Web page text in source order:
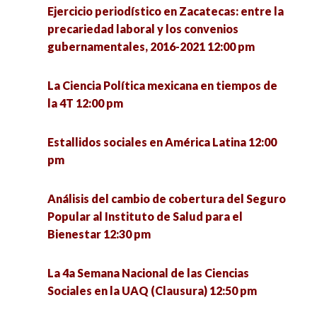
Hospital Pyme. Plataforma de asesoría
empresarial 4:00 pm
Repensar la inclusión desde los estudios
Jóvenes y participación política 4:00 pm
El quehacer de la Socioantropología desde la
licenciatura en Ciencias Sociales de la UACM.
Experiencias y debates 4:00 pm
Conversatorio en torno a las experiencias de
defensa de la vida de la Comunidad Ecológica
Encuentro de investigadoras en formación:
retos de la profesión desde lo local 1:00 pm
estadounidense tras la elección presidencial de
2020 1:30 pm
Encuentro de investigadoras en formación UPN
– ENAH (MÉXICO) 1:30 pm
Conversatorio Interinstitucional de Vocaciones
Científicas Sociales: retos de la investigación y
la intervención en tiempos de pandemia 3:00 pm
Metodología cualitativa, grupo de trabajo
colaborativo para la mejora de la gestión e
Ejercicio periodístico en Zacatecas: entre la
precariedad laboral y los convenios
gubernamentales, 2016-2021 12:00 pm
La Ciencia Política mexicana en tiempos de
la 4T 12:00 pm
Estallidos sociales en América Latina 12:00
pm
Análisis del cambio de cobertura del Seguro
Popular al Instituto de Salud para el
Bienestar 12:30 pm
La 4a Semana Nacional de las Ciencias
Sociales en la UAQ (Clausura) 12:50 pm